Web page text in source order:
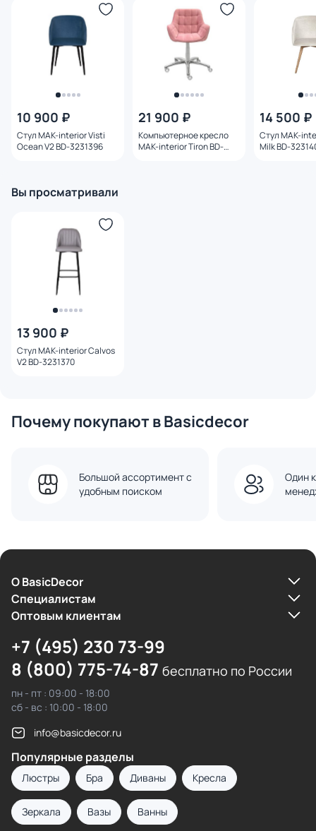
10 900 ₽
Стул MAK-interior Visti
Ocean V2 BD-3231396
21 900 ₽
Компьютерное кресло
MAK-interior Tiron BD-
14 500 ₽
Стул MAK-interior Visti
Milk BD-
Вы просматривали
13 900 ₽
Стул MAK-interior Calvos
V2 BD-3231370
Почему покупают в Basicdecor
Большой ассортимент с
удобным поиском
Один
О BasicDecor
Cпециалистам
Оптовым клиентам
+7 (495) 230 73-99
8 (800) 775-74-87 бесплатно по России
пн - пт : 09:00 - 18:00
сб - вс : 10:00 - 18:00
info@basicdecor.ru
Популярные разделы
Люстры Бра Диваны Кресла
Зеркала Вазы Ванны